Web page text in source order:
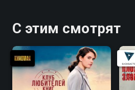
С этим смотрят